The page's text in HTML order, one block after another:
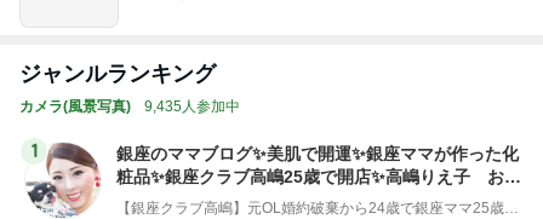
ジャンルランキング
カメラ(風景写真) 9,435人参加中
1
銀座のママブログ✨美肌で開運✨銀座ママが作った化
粧品✨銀座クラブ高嶋25歳で開店✨高嶋りえ子 お着
物でエルメス バーキン コーデ
【銀座クラブ高嶋】元OL婚約破棄から24歳で銀座ママ25歳でオーナーママ銀座 美肌で開運♡パワースポット巡り高嶋りえ子ブログ